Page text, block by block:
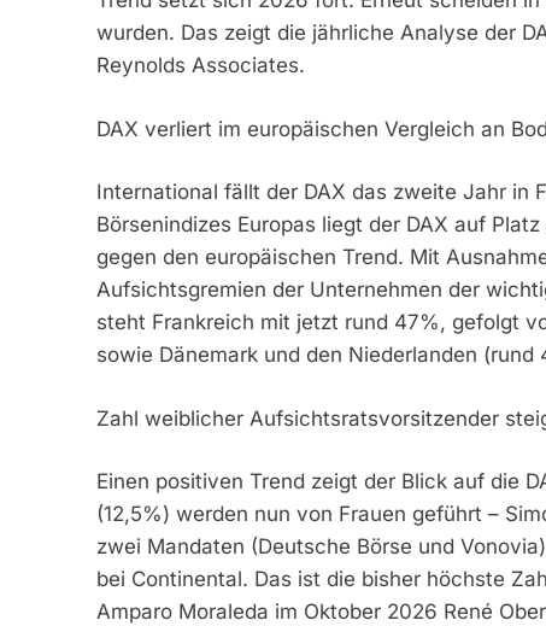
wurden. Das zeigt die jährliche Analyse der
Reynolds Associates.
DAX verliert im europäischen Vergleich an
International fällt der DAX das zweite Jahr in
Börsenindizes Europas liegt der DAX auf
gegen den europäischen Trend. Mit
Aufsichtsgremien der Unternehmen der
steht Frankreich mit jetzt rund 47%, gefolgt
sowie Dänemark und den Niederlanden (rund
Zahl weiblicher Aufsichtsratsvorsitzender
Einen positiven Trend zeigt der Blick auf die
(12,5%) werden nun von Frauen geführt –
zwei Mandaten (Deutsche Börse und
bei Continental. Das ist die bisher höchste
Amparo Moraleda im Oktober 2026 René